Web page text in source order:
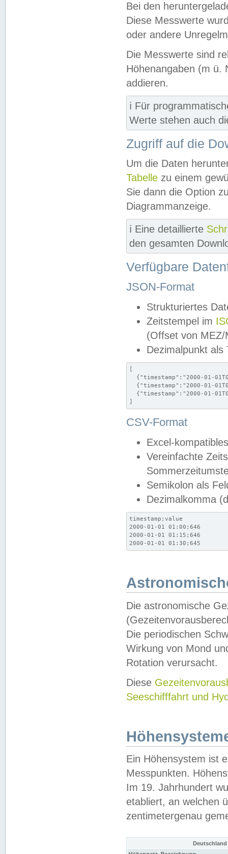
Bei den
Diese Messwerte
oder andere
Die Messwerte sind
Höhenangaben (m ü.
addieren.
ℹ️ Für
Werte stehen auch
Zugriff auf die
Um die Daten
Tabelle zu einem
Sie dann die Option
Diagrammanzeige.
ℹ️ Eine detaillierte
den gesamten
Verfügbare
JSON-Format
Strukturiertes
Zeitstempel im
(Offset von MEZ/
Dezimalpunkt als
[
{"timestamp":"2000-01-
{"timestamp":"2000-01-
{"timestamp":"2000-01-
]
CSV-Format
Excel-
Vereinfachte
Semikolon als
Dezimalkomma
timestamp;value
2000-01-01 01:00;646
2000-01-01 01:15;646
2000-01-01 01:30;645
Die astronomische
Die periodischen
Wirkung von Mond
Rotation verursacht.
Diese
Seeschifffahrt und
Ein Höhensystem ist
Messpunkten.
Im 19. Jahrhundert
etabliert, an welchen
zentimetergenau